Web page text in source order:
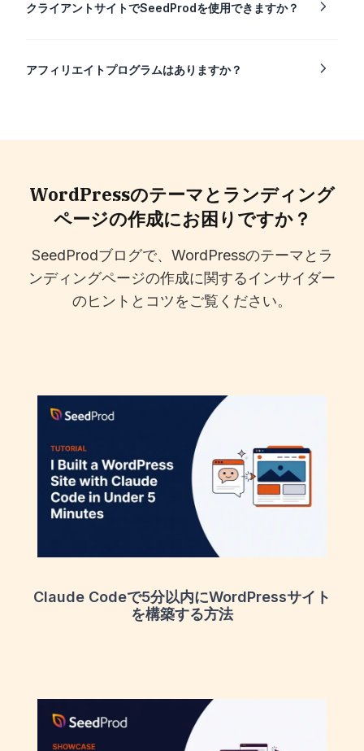
クライアントサイトでSeedProdを使用できますか？
アフィリエイトプログラムはありますか？
WordPressのテーマとランディング
ページの作成にお困りですか？
SeedProdブログで、WordPressのテーマとラ
ンディングページの作成に関するインサイダー
のヒントとコツをご覧ください。
Claude Codeで5分以内にWordPressサイト
を構築する方法